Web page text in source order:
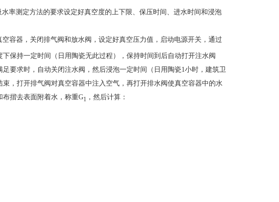
率测定方法的要求设定好真空度的上下限、保压时间、进水时间和浸泡
空容器，关闭排气阀和放水阀，设定好真空压力值，启动电源开关，通过
保持一定时间（日用陶瓷无此过程），保持时间到后自动打开注水阀
要求时，自动关闭注水阀，然后浸泡一定时间（日用陶瓷1小时，建筑卫
，打开排气阀对真空容器中注入空气，再打开排水阀使真空容器中的水
揩去表面附着水，称重G1 ，然后计算：